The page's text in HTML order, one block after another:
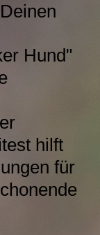
Hund"
hilft
für